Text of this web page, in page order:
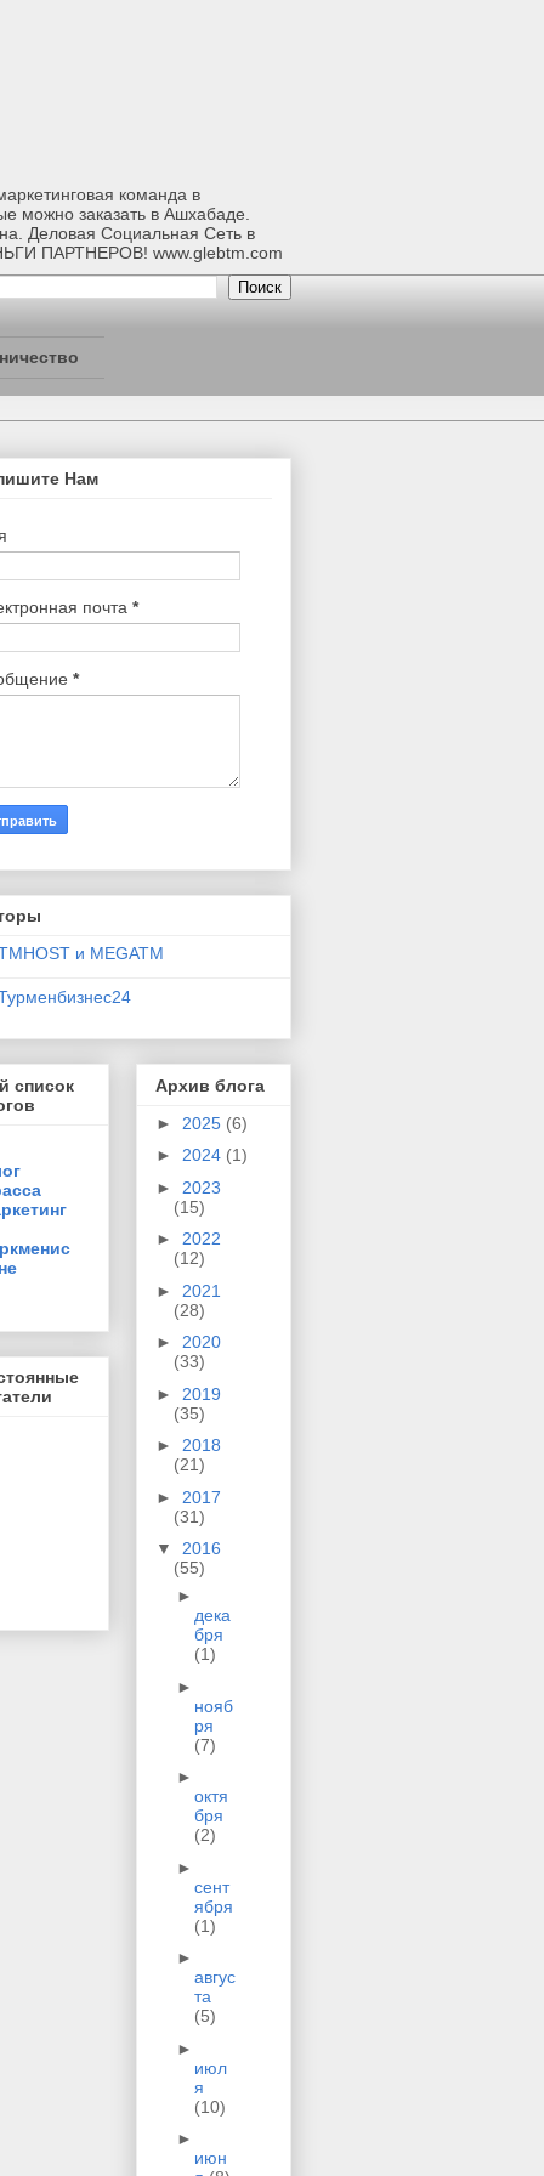
команда в
можно заказать в Ашхабаде.
Деловая Социальная Сеть в
ПАРТНЕРОВ! www.glebtm.com
Нам
почта *
*
и MEGATM
список
Архив блога
► 2025 (6)
► 2024 (1)
► 2023
(15)
► 2022
(12)
► 2021
(28)
► 2020
(33)
► 2019
(35)
► 2018
(21)
► 2017
(31)
▼ 2016
(55)
►
дека
бря
(1)
►
нояб
ря
(7)
►
октя
бря
(2)
►
сент
ября
(1)
►
авгус
та
(5)
►
июл
я
(10)
►
июн